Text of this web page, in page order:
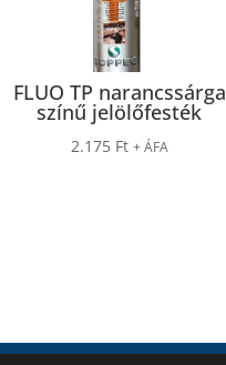
FLUO TP narancssárga
színű jelölőfesték
2.175 Ft + ÁFA